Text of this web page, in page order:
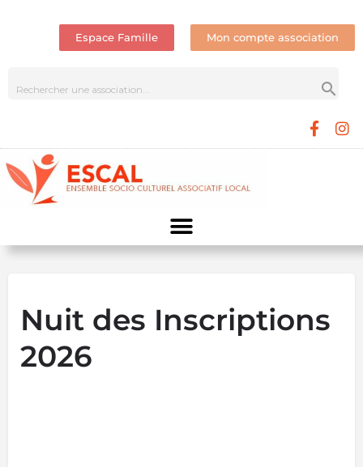
Espace Famille Mon compte association
Nuit des Inscriptions
2026